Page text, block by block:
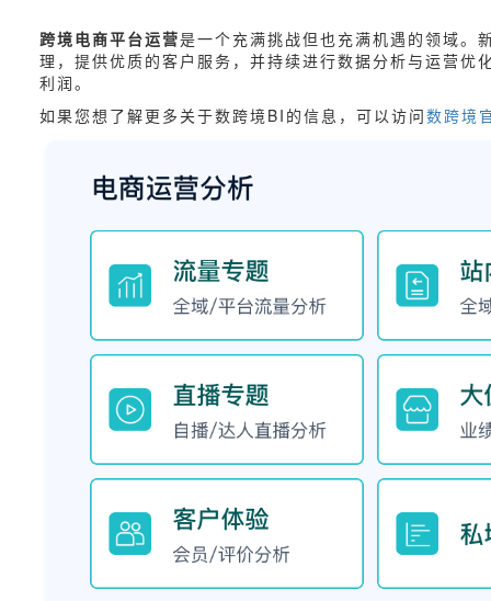
跨境电商平台运营是一个充满挑战但也充满机遇的领域。
理，提供优质的客户服务，并持续进行数据分析与运营
利润。
如果您想了解更多关于数跨境BI的信息，可以访问数跨境